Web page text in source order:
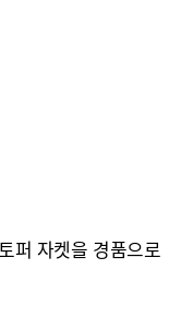
퍼 자켓을 경품으로